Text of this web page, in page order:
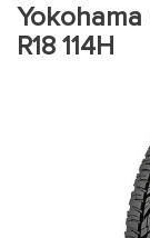
R18 114H